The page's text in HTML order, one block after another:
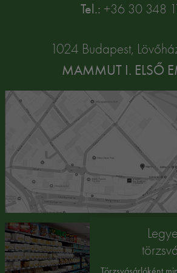
Tel.: +36 30 348
1024 Budapest,
MAMMUT I. ELSŐ